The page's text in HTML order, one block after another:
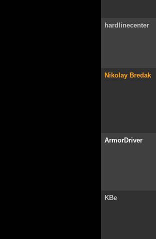
hardlinecenter
Nikolay Bredak
ArmorDriver
KBe